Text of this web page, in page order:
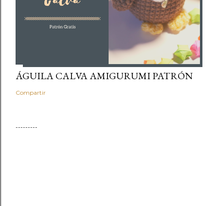
ÁGUILA CALVA AMIGURUMI PATRÓN
Compartir
---------